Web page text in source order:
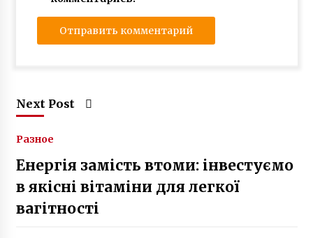
Next Post
Разное
Енергія замість втоми: інвестуємо
в якісні вітаміни для легкої
вагітності